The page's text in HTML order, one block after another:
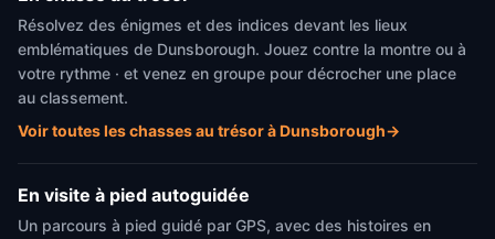
Résolvez des énigmes et des indices devant les lieux
emblématiques de Dunsborough. Jouez contre la montre ou à
votre rythme · et venez en groupe pour décrocher une place
au classement.
Voir toutes les chasses au trésor à Dunsborough→
En visite à pied autoguidée
Un parcours à pied guidé par GPS, avec des histoires en